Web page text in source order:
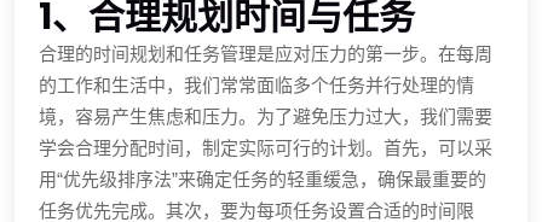
1、合理规划时间与任务
合理的时间规划和任务管理是应对压力的第一步。在每周
的工作和生活中，我们常常面临多个任务并行处理的情
境，容易产生焦虑和压力。为了避免压力过大，我们需要
学会合理分配时间，制定实际可行的计划。首先，可以采
用“优先级排序法”来确定任务的轻重缓急，确保最重要的
任务优先完成。其次，要为每项任务设置合适的时间限